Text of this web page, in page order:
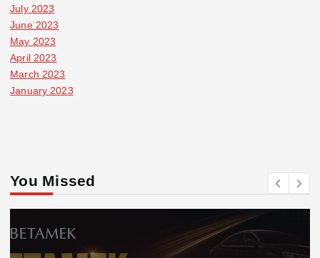
July 2023
June 2023
May 2023
April 2023
March 2023
January 2023
You Missed